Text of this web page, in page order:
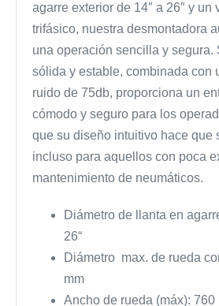
agarre exterior de 14″ a 26″ y un
trifásico, nuestra desmontadora
una operación sencilla y segura.
sólida y estable, combinada con
ruido de 75db, proporciona un
cómodo y seguro para los
que su diseño intuitivo hace que
incluso para aquellos con poca
mantenimiento de neumáticos.
Diámetro de llanta en
26“
Diámetro max. de rueda
mm
Ancho de rueda (máx): 760